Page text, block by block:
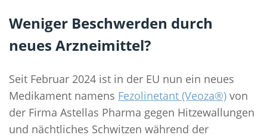
Weniger Beschwerden durch
neues Arzneimittel?
Seit Februar 2024 ist in der EU nun ein neues
Medikament namens Fezolinetant (Veoza®) von
der Firma Astellas Pharma gegen Hitzewallungen
und nächtliches Schwitzen während der